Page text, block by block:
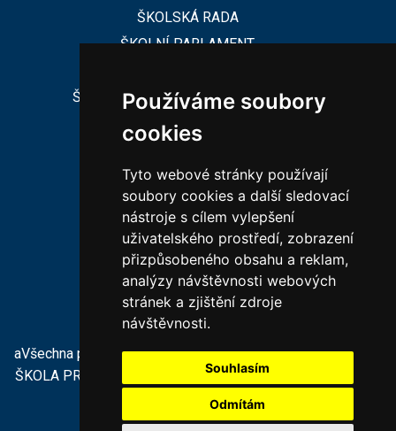
Používáme soubory
cookies
Tyto webové stránky používají
soubory cookies a další sledovací
nástroje s cílem vylepšení
uživatelského prostředí, zobrazení
přizpůsobeného obsahu a reklam,
analýzy návštěvnosti webových
stránek a zjištění zdroje
návštěvnosti.
Souhlasím
Odmítám
ŠKOLSKÁ RADA
ŠKOLNÍ PARLAMENT
ŠKOLNÍ PORADENSKÉ PRACOVIŠTĚ
CHARAKTERISTIKA ZŠ
CHARAKTERISTIKA MŠ
VEŘEJNÉ ZAKÁZKY
PODPORUJÍ NÁS
KONTAKTY
PROHLÁŠENÍ O PŘÍSTUPNOSTI
aVšechna práva vyhrazena ZÁKLADNÍ ŠKOLA A MATEŘSKÁ
ŠKOLA PRO SLUCHOVĚ POSTIŽENÉ A VADY ŘEČI
ISSA CZECH